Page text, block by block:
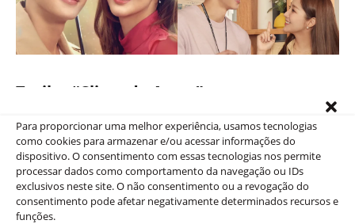
Para proporcionar uma melhor experiência, usamos tecnologias
como cookies para armazenar e/ou acessar informações do
dispositivo. O consentimento com essas tecnologias nos permite
processar dados como comportamento da navegação ou IDs
exclusivos neste site. O não consentimento ou a revogação do
consentimento pode afetar negativamente determinados recursos e
funções.
Trailer “Clima do Amor”